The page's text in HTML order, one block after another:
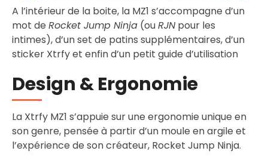
A l’intérieur de la boite, la MZ1 s’accompagne d’un
mot de Rocket Jump Ninja (ouRJN pour les
intimes), d’un set de patins supplémentaires, d’un
sticker Xtrfy et enfin d’un petit guide d’utilisation
Design & Ergonomie
La Xtrfy MZ1 s’appuie sur une ergonomie unique en
son genre, pensée à partir d’un moule en argile et
l’expérience de son créateur, Rocket Jump Ninja.